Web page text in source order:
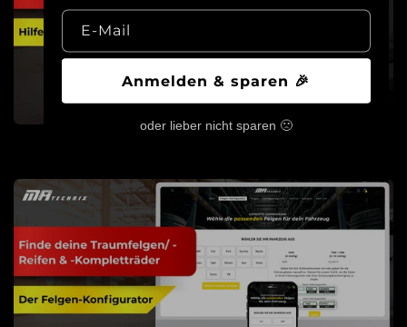
E-Mail
Anmelden & sparen 🎉
oder lieber nicht sparen 🙁